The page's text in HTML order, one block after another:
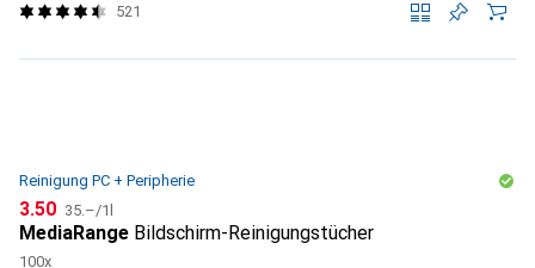
521
Reinigung PC + Peripherie
CHF
3.50 CHF
35.–/1l
MediaRange Bildschirm-Reinigungstücher
100x